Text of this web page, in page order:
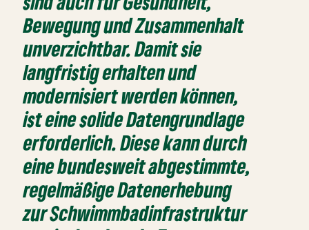
Bewegung und Zusammenhalt
unverzichtbar. Damit sie
langfristig erhalten und
modernisiert werden können,
ist eine solide Datengrundlage
erforderlich. Diese kann durch
eine bundesweit abgestimmte,
regelmäßige Datenerhebung
zur Schwimmbadinfrastruktur